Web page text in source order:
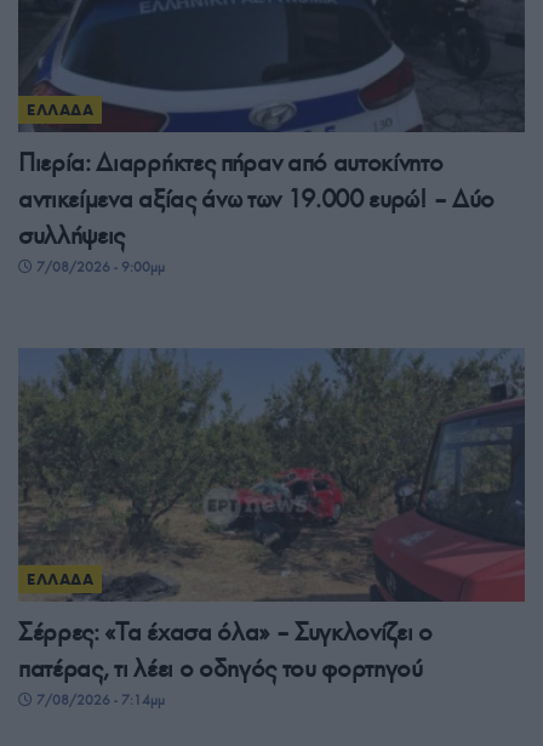
ΕΛΛΑΔΑ
Πιερία: Διαρρήκτες πήραν από αυτοκίνητο
αντικείμενα αξίας άνω των 19.000 ευρώ! – Δύο
συλλήψεις
7/08/2026 - 9:00μμ
ΕΛΛΑΔΑ
Σέρρες: «Τα έχασα όλα» – Συγκλονίζει ο
πατέρας, τι λέει ο οδηγός του φορτηγού
7/08/2026 - 7:14μμ